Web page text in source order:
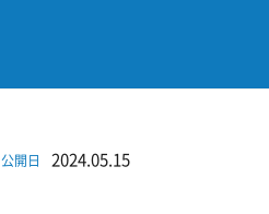
公開日 2024.05.15